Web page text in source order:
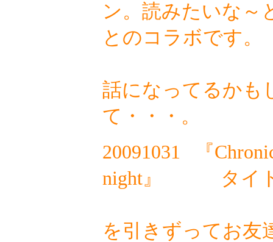
ン。読みたいな～
とのコラボです。
話になってるかも
て・・・。
20091031
『
night』
タイト
を引きずってお友